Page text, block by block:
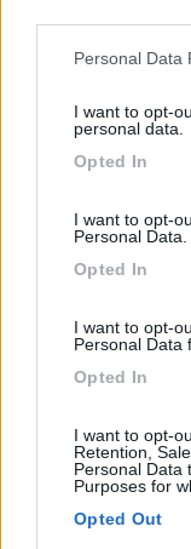
Please note that
not limited to your
grant or deny
use your data for
Personal Data
I want to opt-
personal data.
Opted In
I want to opt-
Personal Data.
Opted In
I want to opt-
Personal Data
Opted In
I want to opt-
Retention,
Personal Data
Purposes for
Opted Out
Camping
Servizi /